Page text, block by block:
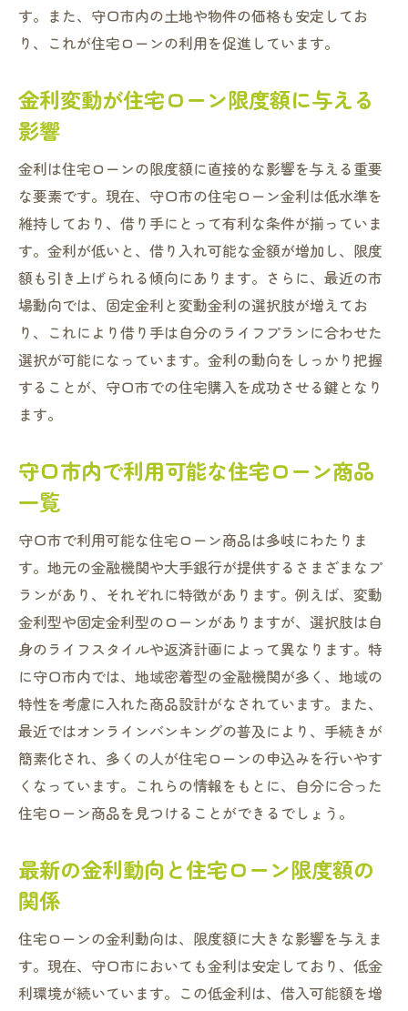
す。また、守口市内の土地や物件の価格も安定してお
り、これが住宅ローンの利用を促進しています。
金利変動が住宅ローン限度額に与える
影響
金利は住宅ローンの限度額に直接的な影響を与える重要
な要素です。現在、守口市の住宅ローン金利は低水準を
維持しており、借り手にとって有利な条件が揃っていま
す。金利が低いと、借り入れ可能な金額が増加し、限度
額も引き上げられる傾向にあります。さらに、最近の市
場動向では、固定金利と変動金利の選択肢が増えてお
り、これにより借り手は自分のライフプランに合わせた
選択が可能になっています。金利の動向をしっかり把握
することが、守口市での住宅購入を成功させる鍵となり
ます。
守口市内で利用可能な住宅ローン商品
一覧
守口市で利用可能な住宅ローン商品は多岐にわたりま
す。地元の金融機関や大手銀行が提供するさまざまなプ
ランがあり、それぞれに特徴があります。例えば、変動
金利型や固定金利型のローンがありますが、選択肢は自
身のライフスタイルや返済計画によって異なります。特
に守口市内では、地域密着型の金融機関が多く、地域の
特性を考慮に入れた商品設計がなされています。また、
最近ではオンラインバンキングの普及により、手続きが
簡素化され、多くの人が住宅ローンの申込みを行いやす
くなっています。これらの情報をもとに、自分に合った
住宅ローン商品を見つけることができるでしょう。
最新の金利動向と住宅ローン限度額の
関係
住宅ローンの金利動向は、限度額に大きな影響を与えま
す。現在、守口市においても金利は安定しており、低金
利環境が続いています。この低金利は、借入可能額を増